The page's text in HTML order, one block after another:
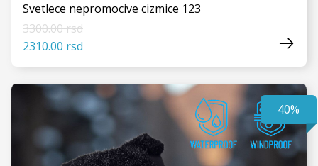
VIDI JOŠ
Svetlece nepromocive cizmice 123
3300.00 rsd
2310.00 rsd
40%